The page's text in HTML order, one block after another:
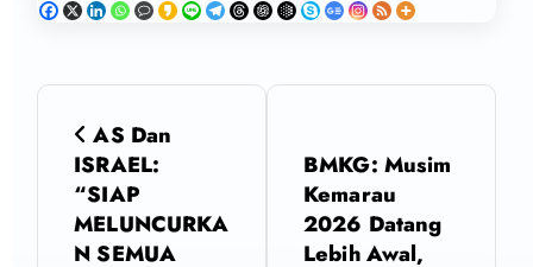
N
AS Dan
ISRAEL:
“SIAP
MELUNCURKA
N SEMUA
BMKG: Musim
Kemarau
2026 Datang
Lebih Awal,